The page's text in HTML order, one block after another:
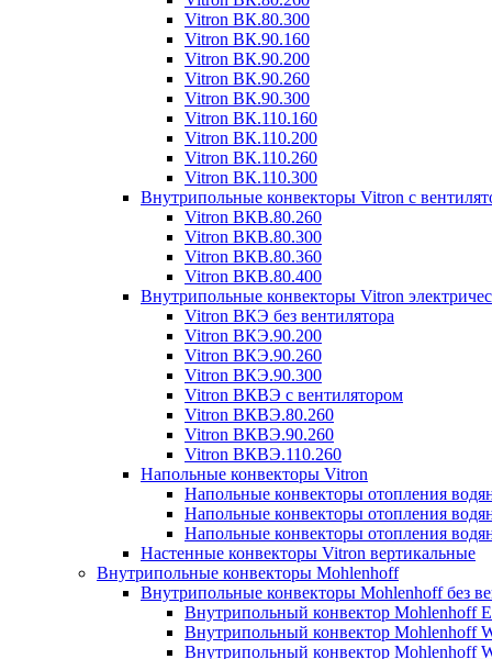
Vitron ВК.80.300
Vitron ВК.90.160
Vitron ВК.90.200
Vitron ВК.90.260
Vitron ВК.90.300
Vitron ВК.110.160
Vitron ВК.110.200
Vitron ВК.110.260
Vitron ВК.110.300
Внутрипольные конвекторы Vitron с
Vitron ВКВ.80.260
Vitron ВКВ.80.300
Vitron ВКВ.80.360
Vitron ВКВ.80.400
Внутрипольные конвекторы Vitron
Vitron ВКЭ без вентилятора
Vitron ВКЭ.90.200
Vitron ВКЭ.90.260
Vitron ВКЭ.90.300
Vitron ВКВЭ с вентилятором
Vitron ВКВЭ.80.260
Vitron ВКВЭ.90.260
Vitron ВКВЭ.110.260
Напольные конвекторы Vitron
Напольные конвекторы отопления
Напольные конвекторы отопления
Напольные конвекторы отопления
Настенные конвекторы Vitron вертикальные
Внутрипольные конвекторы Mohlenhoff
Внутрипольные конвекторы Mohlenhoff без
Внутрипольный конвектор Mohlenhoff
Внутрипольный конвектор Mohlenhoff
Внутрипольный конвектор Mohlenhoff